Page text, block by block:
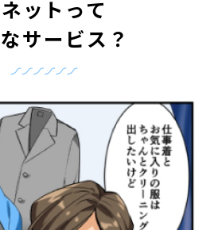
ットって
サービス？